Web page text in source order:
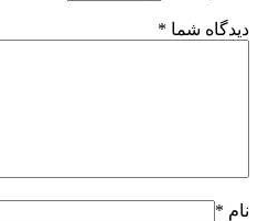
دیدگاه شما *
نام *